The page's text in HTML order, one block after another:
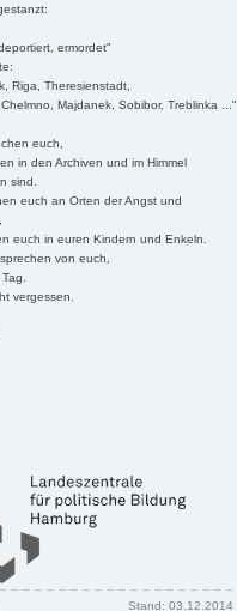
ermordet"
Riga, Theresienstadt,
Majdanek, Sobibor, Treblinka ..."
euch,
in den Archiven und im Himmel
sind.
euch an Orten der Angst und
euch in euren Kindern und Enkeln.
von euch,
vergessen.
Stand: 03.12.2014